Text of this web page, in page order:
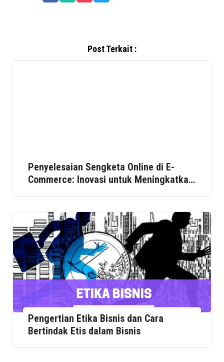
Post Terkait :
Penyelesaian Sengketa Online di E-
Commerce: Inovasi untuk Meningkatkan
Pengertian Etika Bisnis dan Cara
Bertindak Etis dalam Bisnis